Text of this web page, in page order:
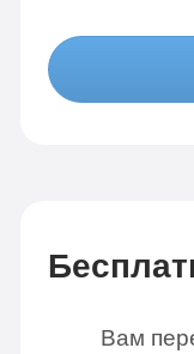
Вам